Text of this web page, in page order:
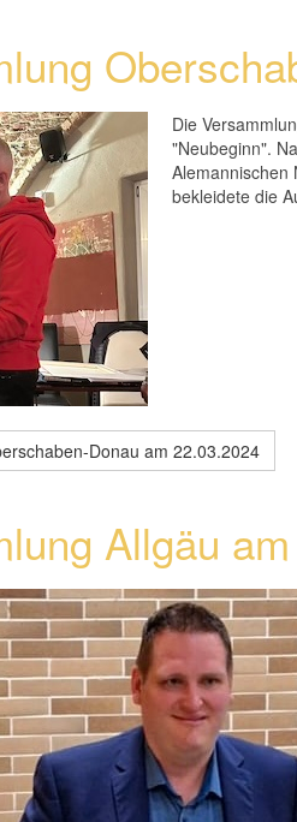
Die
"Neubeginn".
Alemannischen
bekleidete die
Donau am 22.03.2024
Allgäu